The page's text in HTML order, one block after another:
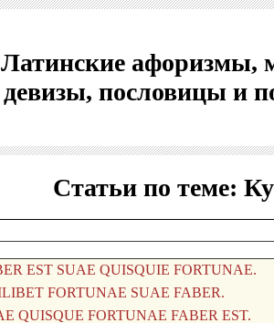
Латинские афоризмы,
девизы, пословицы и
Статьи по теме: